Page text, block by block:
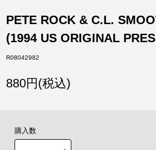
PETE ROCK & C.L.
(1994 US ORIGINAL
R08042982
880円(税込)
購入数